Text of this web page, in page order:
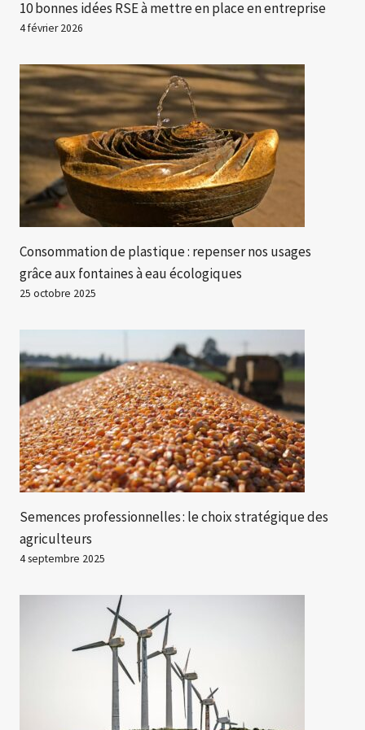
10 bonnes idées RSE à mettre en place en entreprise
4 février 2026
Consommation de plastique : repenser nos usages
grâce aux fontaines à eau écologiques
25 octobre 2025
Semences professionnelles : le choix stratégique des
agriculteurs
4 septembre 2025